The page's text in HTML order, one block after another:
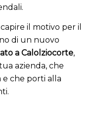
il motivo per il
di un nuovo
a Calolziocorte,
azienda, che
e che porti alla